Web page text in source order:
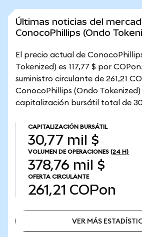
Últimas noticias del
ConocoPhillips (Ondo
El precio actual de
Tokenized) es 117,77 $ por
suministro circulante de 261,21
ConocoPhillips (Ondo
capitalización bursátil total de
CAPITALIZACIÓN BURSÁTIL
30,77 mil $
VOLUMEN DE OPERACIONES (24 H)
378,76 mil $
OFERTA CIRCULANTE
261,21 COPon
VER MÁS